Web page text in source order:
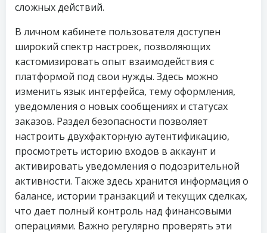
сложных действий.
В личном кабинете пользователя доступен
широкий спектр настроек, позволяющих
кастомизировать опыт взаимодействия с
платформой под свои нужды. Здесь можно
изменить язык интерфейса, тему оформления,
уведомления о новых сообщениях и статусах
заказов. Раздел безопасности позволяет
настроить двухфакторную аутентификацию,
просмотреть историю входов в аккаунт и
активировать уведомления о подозрительной
активности. Также здесь хранится информация о
балансе, истории транзакций и текущих сделках,
что дает полный контроль над финансовыми
операциями. Важно регулярно проверять эти